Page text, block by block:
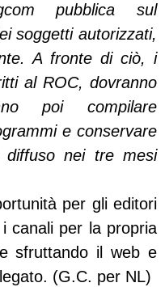
pubblica sul
soggetti autorizzati,
A fronte di ciò, i
al ROC, dovranno
poi compilare
e conservare
diffuso nei tre mesi
per gli editori
canali per la propria
sfruttando il web e
(G.C. per NL)